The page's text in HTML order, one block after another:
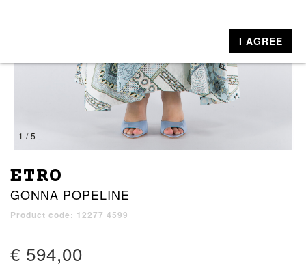
1 / 5
ETRO
GONNA POPELINE
Product code: 12277 4599
€ 594,00
I AGREE